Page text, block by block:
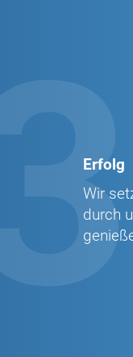
Erfolg
Wir
durch